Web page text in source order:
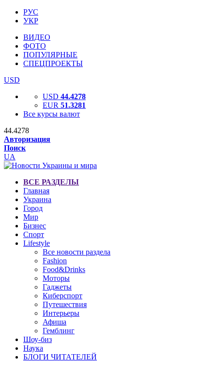
РУС
УКР
ВИДЕО
ФОТО
ПОПУЛЯРНЫЕ
СПЕЦПРОЕКТЫ
USD
USD 44.4278
EUR 51.3281
Все курсы валют
44.4278
Авторизация
Поиск
UA
ВСЕ РАЗДЕЛЫ
Главная
Украина
Город
Мир
Бизнес
Спорт
Lifestyle
Все новости раздела
Fashion
Food&Drinks
Моторы
Гаджеты
Киберспорт
Путешествия
Интерьеры
Афиша
Гемблинг
Шоу-биз
Наука
БЛОГИ ЧИТАТЕЛЕЙ